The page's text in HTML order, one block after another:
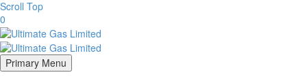
Scroll Top
0
Primary Menu